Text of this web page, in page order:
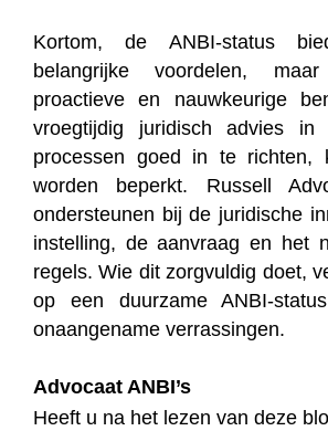
Kortom, de ANBI-status
belangrijke voordelen,
proactieve en nauwkeurige
vroegtijdig juridisch advies
processen goed in te richten,
worden beperkt. Russell
ondersteunen bij de juridische
instelling, de aanvraag en het
regels. Wie dit zorgvuldig doet,
op een duurzame ANBI-
onaangename verrassingen.
Advocaat ANBI’s
Heeft u na het lezen van deze